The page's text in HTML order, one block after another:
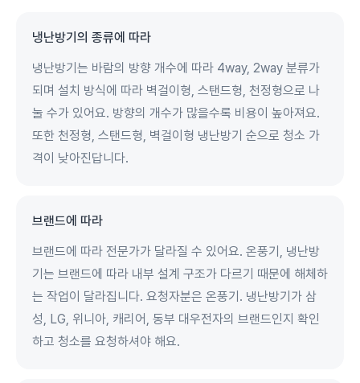
냉난방기의 종류에 따라
냉난방기는 바람의 방향 개수에 따라 4way, 2way 분류가
되며 설치 방식에 따라 벽걸이형, 스탠드형, 천정형으로 나
눌 수가 있어요. 방향의 개수가 많을수록 비용이 높아져요.
또한 천정형, 스탠드형, 벽걸이형 냉난방기 순으로 청소 가
격이 낮아진답니다.
브랜드에 따라
브랜드에 따라 전문가가 달라질 수 있어요. 온풍기, 냉난방
기는 브랜드에 따라 내부 설계 구조가 다르기 때문에 해체하
는 작업이 달라집니다. 요청자분은 온풍기. 냉난방기가 삼
성, LG, 위니아, 캐리어, 동부 대우전자의 브랜드인지 확인
하고 청소를 요청하셔야 해요.